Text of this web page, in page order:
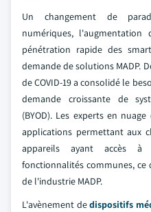
Un changement de
numériques,
pénétration rapide des
demande de solutions MADP.
de COVID-19 a consolidé le
demande croissante de
(BYOD). Les experts en
applications permettant aux
appareils ayant accès
fonctionnalités communes, ce
de l'industrie MADP.
L'avènement dedispositifs